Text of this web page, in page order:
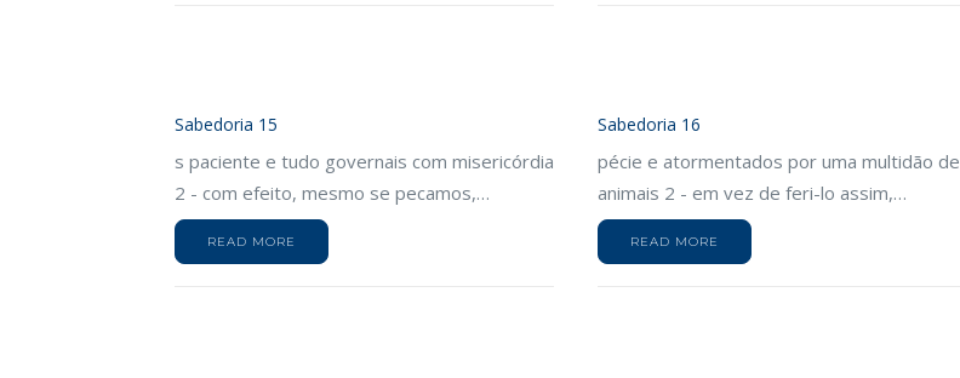
Sabedoria 15
s paciente e tudo governais com misericórdia
2 - com efeito, mesmo se pecamos,…
READ MORE
Sabedoria 16
pécie e atormentados por uma multidão de
animais 2 - em vez de feri-lo assim,…
READ MORE